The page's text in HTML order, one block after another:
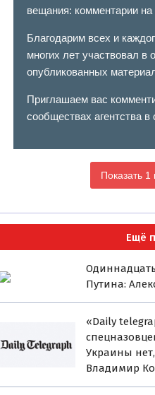
вещания: комментарии
Благодарим всех и
многих лет участвовал в
опубликованных
Приглашаем вас
сообществах агентства
Показать
Ещё
Путина:
«Daily
Украины
Владимир